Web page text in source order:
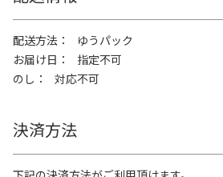
配送方法
ゆうパック
お届け日
指定不可
のし
対応不可
決済方法